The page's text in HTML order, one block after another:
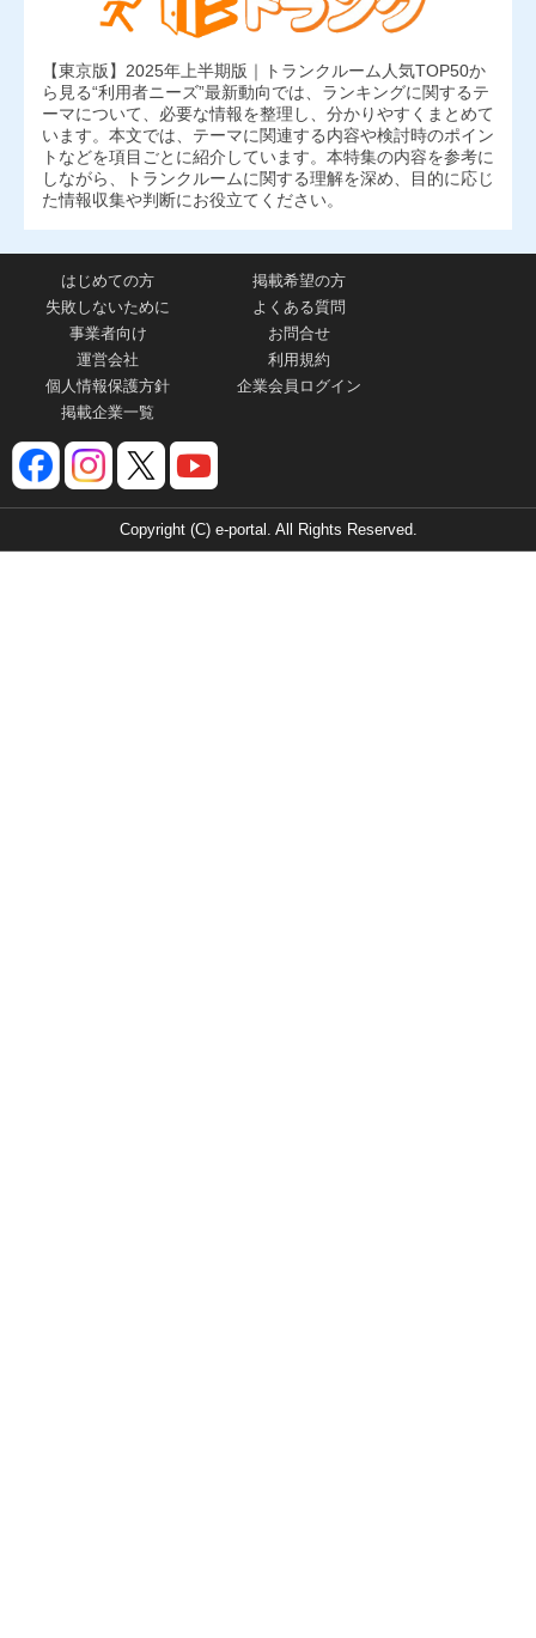
【東京版】2025年上半期版｜トランクルーム人気TOP50か
ら見る“利用者ニーズ”最新動向では、ランキングに関するテ
ーマについて、必要な情報を整理し、分かりやすくまとめて
います。本文では、テーマに関連する内容や検討時のポイン
トなどを項目ごとに紹介しています。本特集の内容を参考に
しながら、トランクルームに関する理解を深め、目的に応じ
た情報収集や判断にお役立てください。
はじめての方
掲載希望の方
失敗しないために
よくある質問
事業者向け
お問合せ
運営会社
利用規約
個人情報保護方針
企業会員ログイン
掲載企業一覧
Copyright (C) e-portal. All Rights Reserved.